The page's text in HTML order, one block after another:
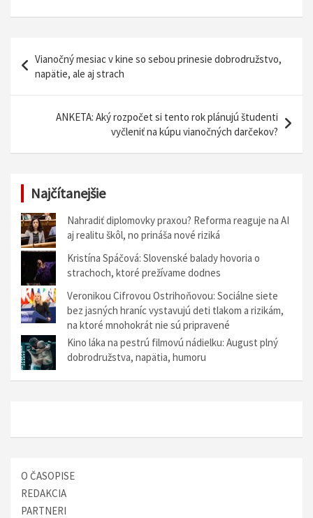
v
á
u
Vianočný mesiac v kine so sebou prinesie dobrodružstvo,
napätie, ale aj strach
ANKETA: Aký rozpočet si tento rok plánujú študenti
vyčleniť na kúpu vianočných darčekov?
Najčítanejšie
Nahradiť diplomovky praxou? Reforma reaguje na AI
aj realitu škôl, no prináša nové riziká
Kristína Spáčová: Slovenské balady hovoria o
strachoch, ktoré prežívame dodnes
Veronikou Cifrovou Ostrihoňovou: Sociálne siete
bez jasných hraníc vystavujú deti tlakom a rizikám,
na ktoré mnohokrát nie sú pripravené
Kino láka na pestrú filmovú nádielku: August plný
dobrodružstva, napätia, humoru
O ČASOPISE
REDAKCIA
PARTNERI